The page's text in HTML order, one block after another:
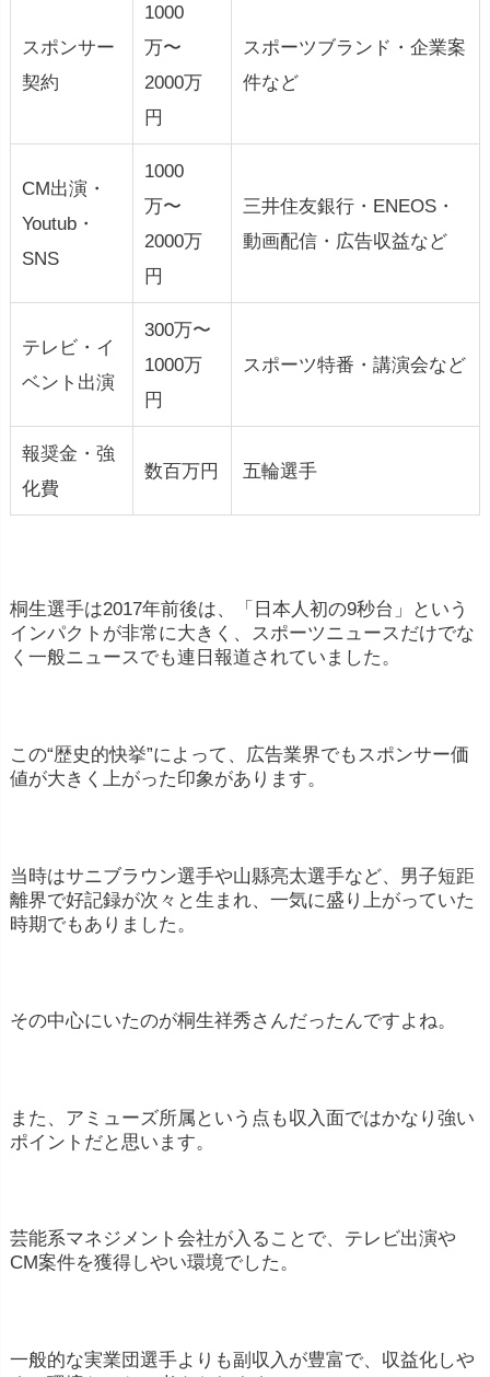
スポンサー
契約
1000
万〜
2000万
円
スポーツブランド・企業案
件など
CM出演・
Youtub・
SNS
1000
万〜
2000万
円
三井住友銀行・ENEOS・
動画配信・広告収益など
テレビ・イ
ベント出演
300万〜
1000万
円
スポーツ特番・講演会など
報奨金・強
化費
数百万円 五輪選手
桐生選手は2017年前後は、「日本人初の9秒台」という
インパクトが非常に大きく、スポーツニュースだけでな
く一般ニュースでも連日報道されていました。
この“歴史的快挙”によって、広告業界でもスポンサー価
値が大きく上がった印象があります。
当時はサニブラウン選手や山縣亮太選手など、男子短距
離界で好記録が次々と生まれ、一気に盛り上がっていた
時期でもありました。
その中心にいたのが桐生祥秀さんだったんですよね。
また、アミューズ所属という点も収入面ではかなり強い
ポイントだと思います。
芸能系マネジメント会社が入ることで、テレビ出演や
CM案件を獲得しやい環境でした。
一般的な実業団選手よりも副収入が豊富で、収益化しや